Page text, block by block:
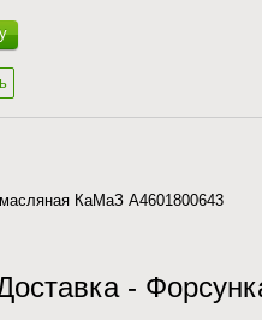
КаМаЗ A4601800643
-